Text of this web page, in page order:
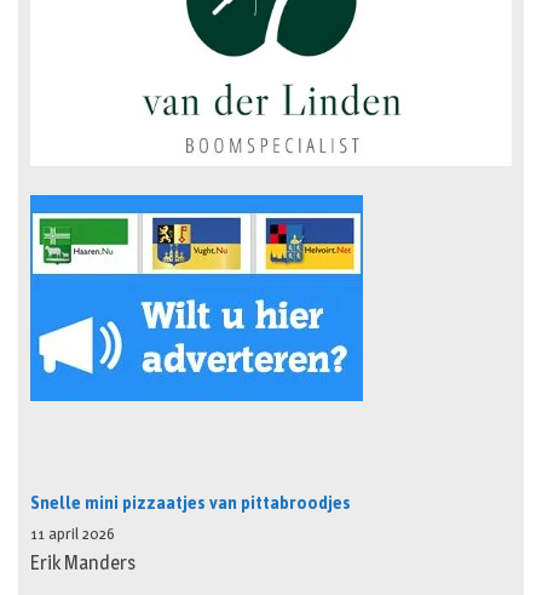
Snelle mini pizzaatjes van pittabroodjes
11 april 2026
Erik Manders